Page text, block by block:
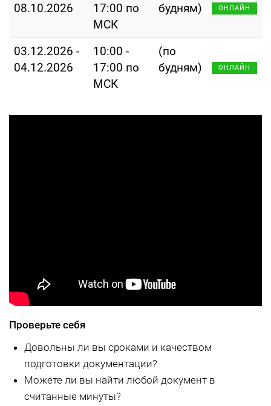
08.10.2026
17:00 по
МСК
будням)
ОНЛАЙН
03.12.2026 -
04.12.2026
10:00 -
17:00 по
МСК
(по
будням)
ОНЛАЙН
Проверьте себя
Довольны ли вы сроками и качеством
подготовки документации?
Можете ли вы найти любой документ в
считанные минуты?